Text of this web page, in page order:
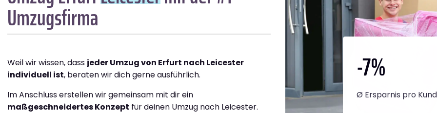
Umzugsfirma
Weil wir wissen, dass jeder Umzug von Erfurt nach Leicester
individuell ist, beraten wir dich gerne ausführlich.
Im Anschluss erstellen wir gemeinsam mit dir ein
maßgeschneidertes Konzept für deinen Umzug nach Leicester.
-7%
Ø Ersparnis pro